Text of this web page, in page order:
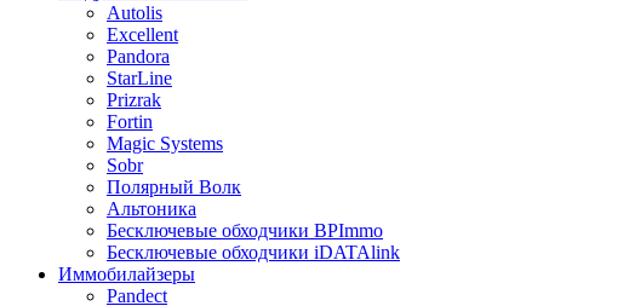
Autolis
Excellent
Pandora
StarLine
Prizrak
Fortin
Magic Systems
Sobr
Полярный Волк
Альтоника
Бесключевые обходчики BPImmo
Бесключевые обходчики iDATAlink
Иммобилайзеры
Pandect